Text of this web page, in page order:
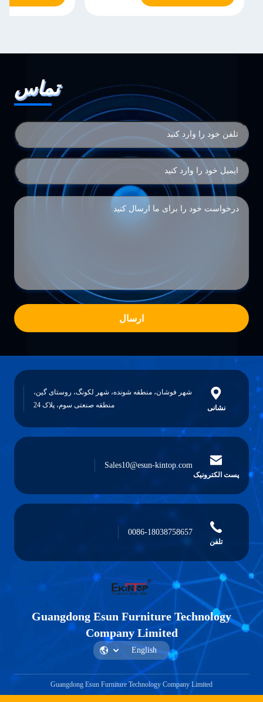
تماس
ارسال
نشانی
شهر فوشان، منطقه شونده، شهر لکونگ، روستای گین،
منطقه صنعتی سوم، پلاک 24
پست الکترونیک
Sales10@esun-kintop.com
تلفن
0086-18038758657
Guangdong Esun Furniture Technology
Company Limited
Guangdong Esun Furniture Technology Company Limited